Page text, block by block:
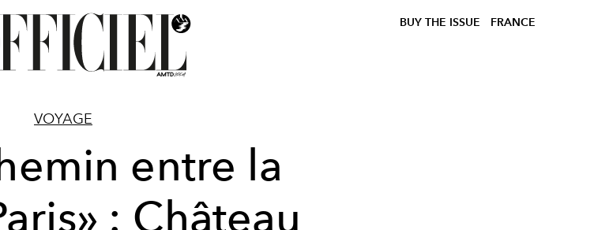
BUY THE ISSUE FRANCE
VOYAGE
entre la
: Château